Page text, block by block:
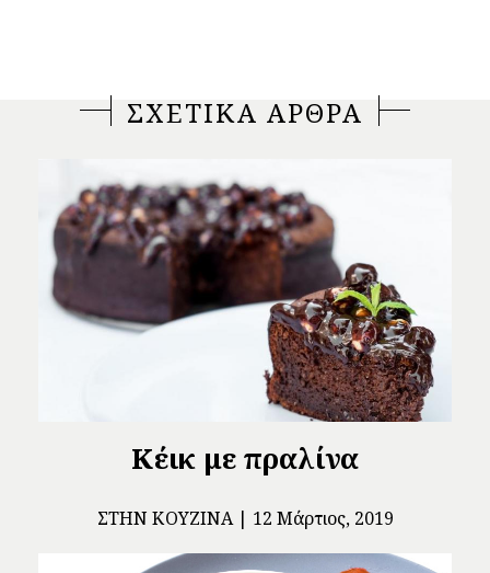
ΣΧΕΤΙΚΑ ΑΡΘΡΑ
Κέικ με πραλίνα
ΣΤΗΝ ΚΟΥΖΊΝΑ 12 Μάρτιος, 2019